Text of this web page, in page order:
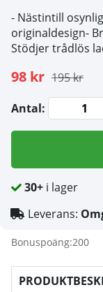
- Nästintill
originaldesign-
Stödjer trådlös
98 kr 195 kr
Antal:
30+ i lager
Leverans:
Bonuspoäng:200